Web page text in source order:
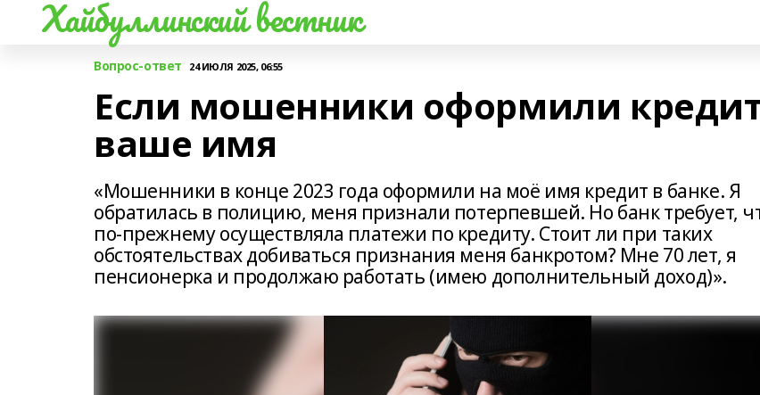
Хайбуллинский вестник
Вопрос-ответ 24 ИЮЛЯ 2025, 06:55
Если мошенники оформили
ваше имя
«Мошенники в конце 2023 года оформили на моё имя кредит в банке. Я
обратилась в полицию, меня признали потерпевшей. Но банк требует,
по-прежнему осуществляла платежи по кредиту. Стоит ли при таких
обстоятельствах добиваться признания меня банкротом? Мне 70 лет, я
пенсионерка и продолжаю работать (имею дополнительный доход)».